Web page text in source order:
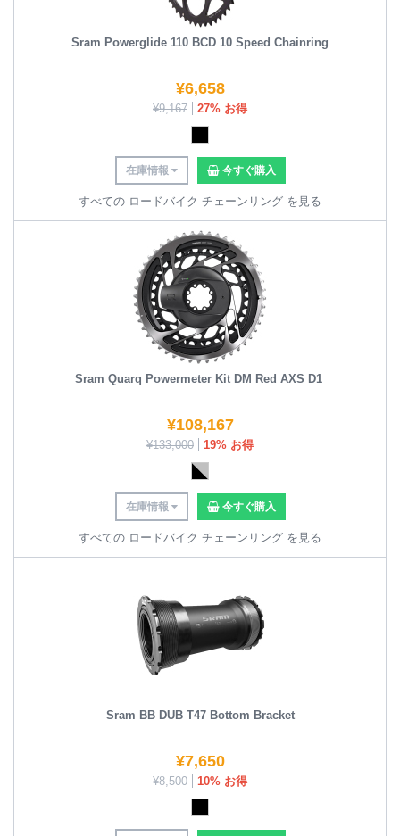
Sram Powerglide 110 BCD 10 Speed Chainring
¥6,658
¥9,167 27% お得
在庫情報 今すぐ購入
すべての ロードバイク チェーンリング を見る
Sram Quarq Powermeter Kit DM Red AXS D1
¥108,167
¥133,000 19% お得
在庫情報 今すぐ購入
すべての ロードバイク チェーンリング を見る
Sram BB DUB T47 Bottom Bracket
¥7,650
¥8,500 10% お得